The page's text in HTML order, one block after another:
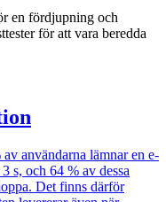
en fördjupning och
för att vara beredda
användarna lämnar en e-
s, och 64 % av dessa
Det finns därför